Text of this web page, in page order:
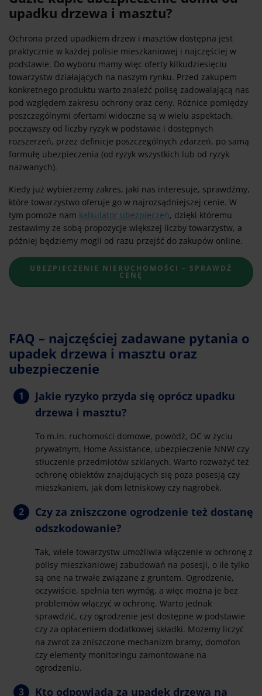
upadku drzewa i masztu?
Ochrona przed upadkiem drzew i masztów dostępna jest
praktycznie w każdej polisie mieszkaniowej i najczęściej w
podstawie. Do wyboru mamy więc oferty kilkudziesięciu
towarzystw działających na naszym rynku. Przed zakupem
konkretnego produktu warto znaleźć polisę zadowalającą nas
pod względem zakresu ochrony oraz ceny. Różnice pomiędzy
poszczególnymi ofertami widoczne są w wielu aspektach,
począwszy od liczby ryzyk w podstawie i dostępnych
rozszerzeń, przez definicje poszczególnych zdarzeń, po samą
formułę ubezpieczenia (od ryzyk wszystkich lub od ryzyk
nazwanych).
Kiedy już wybierzemy zakres, jaki nas interesuje, sprawdźmy,
które towarzystwo oferuje go w najrozsądniejszej cenie. W
tym pomoże nam kalkulator ubezpieczeń, dzięki któremu
zestawimy ze sobą propozycje większej liczby towarzystw, a
później będziemy mogli od razu przejść do zakupów online.
UBEZPIECZENIE NIERUCHOMOŚCI – SPRAWDŹ
CENĘ
FAQ – najczęściej zadawane pytania o
upadek drzewa i masztu oraz
ubezpieczenie
Jakie ryzyko przyda się oprócz upadku
drzewa i masztu?
To m.in. ruchomości domowe, powódź, OC w życiu
prywatnym, Home Assistance, ubezpieczenie NNW czy
stłuczenie przedmiotów szklanych. Warto rozważyć też
ochronę obiektów znajdujących się poza posesją czy
mieszkaniem, jak dom letniskowy czy nagrobek.
Czy za zniszczone ogrodzenie też dostanę
odszkodowanie?
Tak, wiele towarzystw umożliwia włączenie w ochronę z
polisy mieszkaniowej zabudowań na posesji, o ile tylko
są one na trwałe związane z gruntem. Ogrodzenie,
oczywiście, spełnia ten wymóg, a więc można je bez
problemów włączyć w ochronę. Warto jednak
sprawdzić, czy ogrodzenie jest dostępne w podstawie
czy za opłaceniem dodatkowej składki. Możemy liczyć
na zwrot za zniszczone mechanizm bramy, domofon
czy elementy monitoringu zamontowane na
ogrodzeniu.
Kto odpowiada za upadek drzewa na